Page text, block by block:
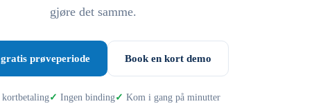
gjøre det samme.
prøveperiode Book en kort demo
kortbetaling Ingen binding Kom i gang på minutter